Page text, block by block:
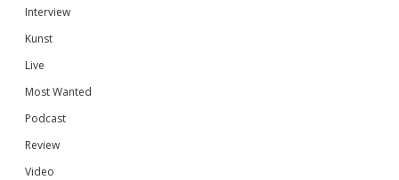
Interview
Kunst
Live
Most Wanted
Podcast
Review
Video